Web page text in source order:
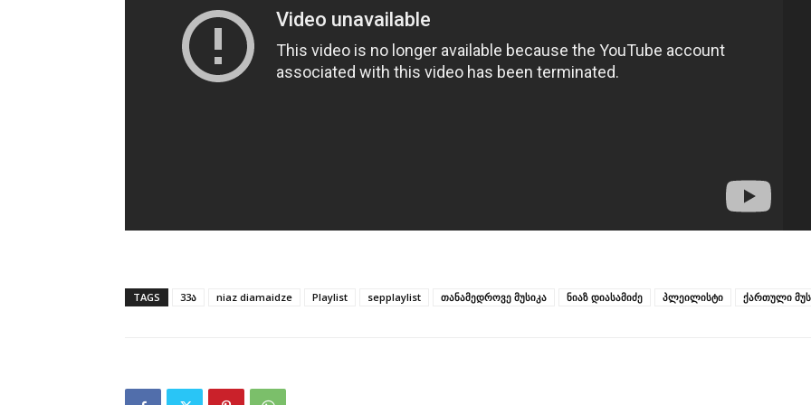
TAGS 33ა niaz diamaidze Playlist sepplaylist თანამედროვე მუსიკა ნიაზ დიასამიძე პლეილისტი ქართული